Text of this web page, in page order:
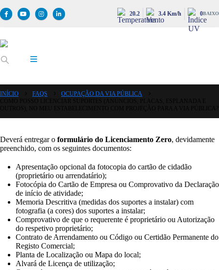
20.2 3.4 Km/h 0BAIXO
INÍCIO FAQS
OCUPAÇÃO DA VIA PÚBLICA
Deverá entregar o formulário do Licenciamento Zero, devidamente
preenchido, com os seguintes documentos:
Apresentação opcional da fotocopia do cartão de cidadão
(proprietário ou arrendatário);
Fotocópia do Cartão de Empresa ou Comprovativo da Declaração
de início de atividade;
Memoria Descritiva (medidas dos suportes a instalar) com
fotografia (a cores) dos suportes a instalar;
Comprovativo de que o requerente é proprietário ou Autorização
do respetivo proprietário;
Contrato de Arrendamento ou Código ou Certidão Permanente do
Registo Comercial;
Planta de Localização ou Mapa do local;
Alvará de Licença de utilização;